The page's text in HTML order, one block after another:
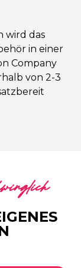
wird das
in einer
Company
von 2-3